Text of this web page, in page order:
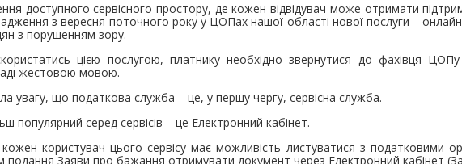
доступного сервісного простору, де кожен відвідувач може отримати
з вересня поточного року у ЦОПах нашої області нової послуги –
з порушенням зору.
цією послугою, платнику необхідно звернутися до фахівця
жестовою мовою.
увагу, що податкова служба – це, у першу чергу, сервісна служба.
популярний серед сервісів – це Електронний кабінет.
кожен користувач цього сервісу має можливість листуватися з податковими
подання Заяви про бажання отримувати документ через Електронний кабінет